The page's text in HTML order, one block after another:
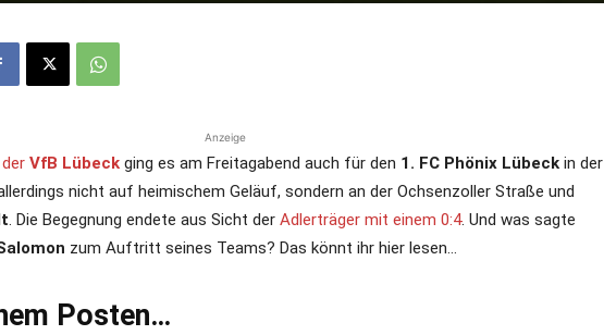
Anzeige
der VfB Lübeck ging es am Freitagabend auch für den 1. FC Phönix Lübeck in der
nicht auf heimischem Geläuf, sondern an der Ochsenzoller Straße und
. Die Begegnung endete aus Sicht der Adlerträger mit einem 0:4. Und was sagte
zum Auftritt seines Teams? Das könnt ihr hier lesen…
Posten…